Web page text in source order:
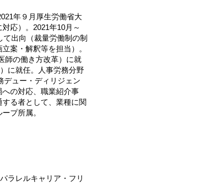
年９月厚生労働省大
応）。2021年10月～
出向（裁量労働制の制
案・解釈等を担当）。
師の働き方改革）に就
に就任。人事労務分野
デュー・ディリジェン
の対応、職業紹介事
る者として、業種に関
プ所属。
ラレルキャリア・フリ